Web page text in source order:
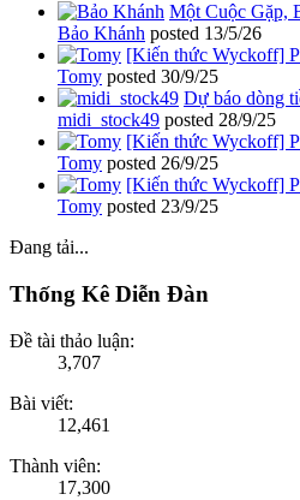
Một Cuộc Gặp,
Bảo Khánh posted 13/5/26
[Kiến thức Wyckoff]
Tomy posted 30/9/25
Dự báo dòng
midi_stock49 posted 28/9/25
[Kiến thức Wyckoff]
Tomy posted 26/9/25
[Kiến thức Wyckoff]
Tomy posted 23/9/25
Đang tải...
Thống Kê Diễn Đàn
Đề tài thảo luận:
3,707
Bài viết:
12,461
Thành viên:
17,300